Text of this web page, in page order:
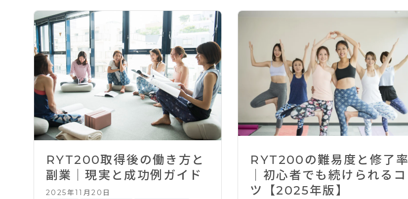
RYT200取得後の働き方と
副業｜現実と成功例ガイド
2025年11月20日
RYT200の難易度と修了率
｜初心者でも続けられるコ
ツ【2025年版】